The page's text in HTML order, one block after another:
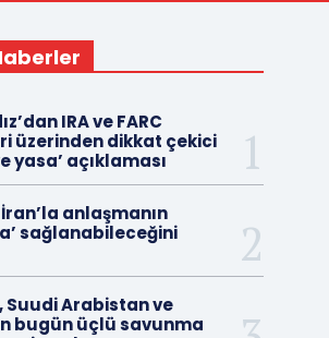
IRA ve FARC
üzerinden dikkat çekici
yasa’ açıklaması
anlaşmanın
sağlanabileceğini
Suudi Arabistan ve
bugün üçlü savunma